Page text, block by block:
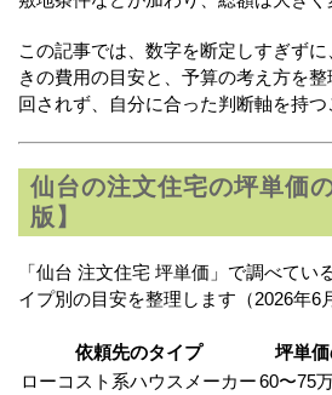
この記事では、数字を断定しすぎず
きの費用の目安と、予算の考え方を
回されず、自分に合った判断軸を持つ
仙台の注文住宅の坪単価
版】
「仙台 注文住宅 坪単価」で調べてい
イプ別の目安を整理します（2026年6
依頼先のタイプ
坪単
ローコスト系ハウスメーカー60〜75